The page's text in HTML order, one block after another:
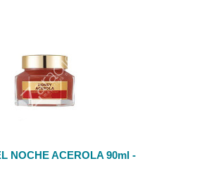
NOCHE ACEROLA 90ml -